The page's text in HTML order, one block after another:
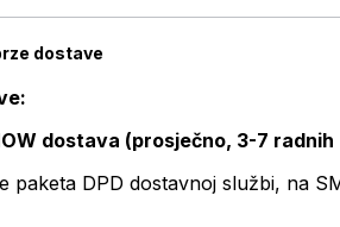
dostave
dostava (prosječno, 3-7 radnih
paketa DPD dostavnoj službi, na